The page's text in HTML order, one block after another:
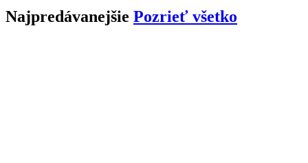
Najpredávanejšie Pozrieť všetko